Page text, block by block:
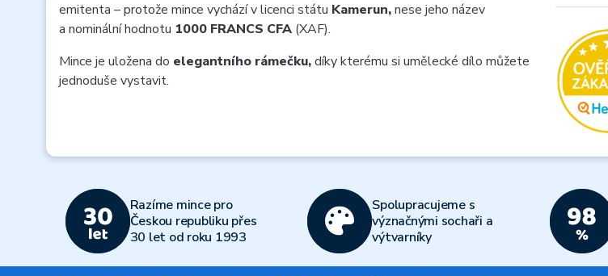
emitenta – protože mince vychází v licenci státu Kamerun,nese jeho název
a nominální hodnotu 1000 FRANCS CFA (XAF).
Mince je uložena do elegantního rámečku,díky kterému si umělecké dílo můžete
jednoduše vystavit.
Razíme mince pro
Českou republiku přes
30 let od roku 1993
Spolupracujeme s
význačnými sochaři a
výtvarníky